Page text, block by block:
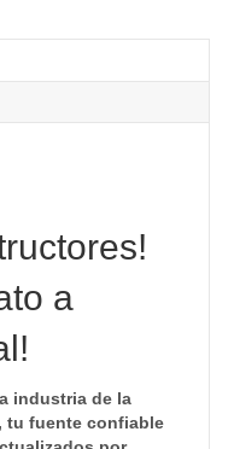
a
industria de la
tu fuente confiable